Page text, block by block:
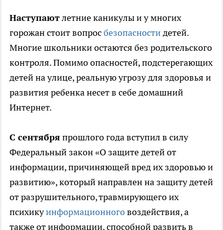
Наступаютлетние каникулы и у многих
горожан стоит вопросбезопасностидетей.
Многие школьники остаются без родительского
контроля. Помимо опасностей, подстерегающих
детей на улице, реальную угрозу для здоровья и
развития ребенка несет в себе домашний
Интернет.
С сентября прошлого года вступил в силу
Федеральный закон «О защите детей от
информации, причиняющей вред их здоровью и
развитию», который направлен на защиту детей
от разрушительного, травмирующего их
психикуинформационноговоздействия, а
также от информации, способной развить в